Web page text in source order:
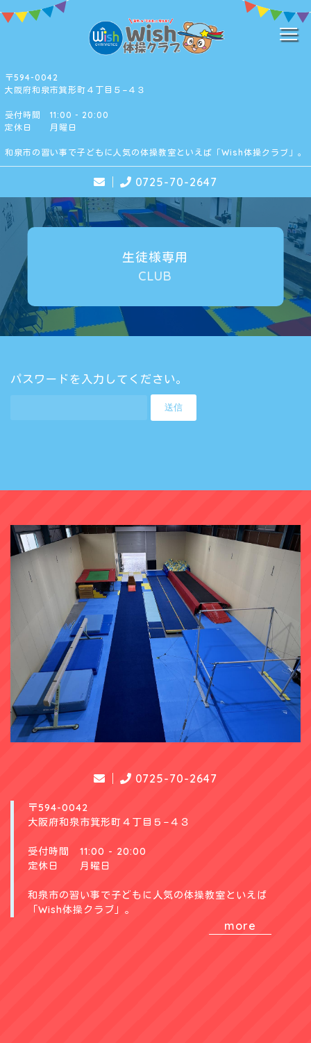
〒594-0042
大阪府和泉市箕形町４丁目５−４３
受付時間 11:00 - 20:00
定休日 月曜日
和泉市の習い事で子どもに人気の体操教室といえば「Wish体操クラブ」。
0725-70-2647
生徒様専用
CLUB
パスワードを入力してください。
0725-70-2647
〒594-0042
大阪府和泉市箕形町４丁目５−４３
受付時間 11:00 - 20:00
定休日 月曜日
和泉市の習い事で子どもに人気の体操教室といえば
「Wish体操クラブ」。
more